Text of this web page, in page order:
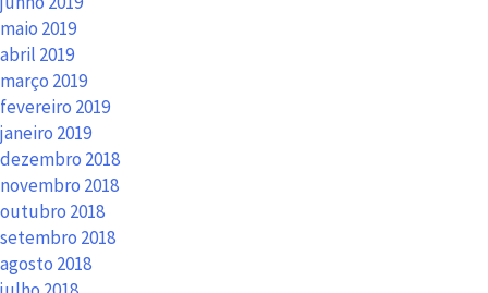
maio 2019
abril 2019
março 2019
fevereiro 2019
janeiro 2019
dezembro 2018
novembro 2018
outubro 2018
setembro 2018
agosto 2018